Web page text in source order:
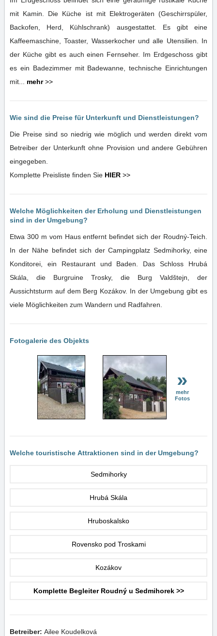
mit Kamin. Die Küche ist mit Elektrogeräten (Geschirrspüler,
Backofen, Herd, Kühlschrank) ausgestattet. Es gibt eine
Kaffeemaschine, Toaster, Wasserkocher und alle Utensilien. In
der Küche gibt es auch einen Fernseher. Im Erdgeschoss gibt
es ein Badezimmer mit Badewanne, technische Einrichtungen
mit... mehr>>
Wie sind die Preise für Unterkunft und Dienstleistungen?
Die Preise sind so niedrig wie möglich und werden direkt vom
Betreiber der Unterkunft ohne Provision und andere Gebühren
eingegeben.
Komplette Preisliste finden Sie HIER >>
Welche Möglichkeiten der Erholung und Dienstleistungen
sind in der Umgebung?
Etwa 300 m vom Haus entfernt befindet sich der Roudný-Teich.
In der Nähe befindet sich der Campingplatz Sedmihorky, eine
Konditorei, ein Restaurant und Baden. Das Schloss Hrubá
Skála, die Burgruine Trosky, die Burg Valdštejn, der
Aussichtsturm auf dem Berg Kozákov. In der Umgebung gibt es
viele Möglichkeiten zum Wandern und Radfahren.
Fotogalerie des Objekts
»
mehr
Fotos
Welche touristische Attraktionen sind in der Umgebung?
Sedmihorky
Hrubá Skála
Hruboskalsko
Rovensko pod Troskami
Kozákov
Komplette Begleiter Roudný u Sedmihorek >>
Betreiber: Ailee Koudelková